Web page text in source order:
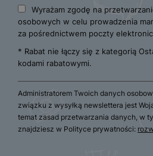
Wyrażam zgodę na
osobowych w celu prowadzenia
za pośrednictwem poczty
* Rabat nie łączy się z kategorią
kodami rabatowymi.
Administratorem Twoich danych
związku z wysyłką newslettera jest
temat zasad przetwarzania danych, w
znajdziesz w Polityce prywatności: